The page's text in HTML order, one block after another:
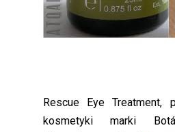
Rescue Eye Treatment,
kosmetyki marki